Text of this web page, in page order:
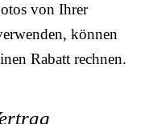
von Ihrer
können
Rabatt rechnen.